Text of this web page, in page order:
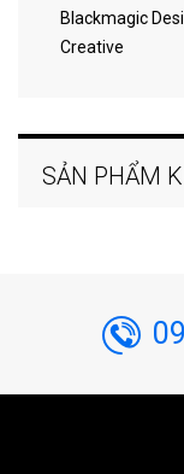
Blackmagic
Creative
SẢN PHẨM